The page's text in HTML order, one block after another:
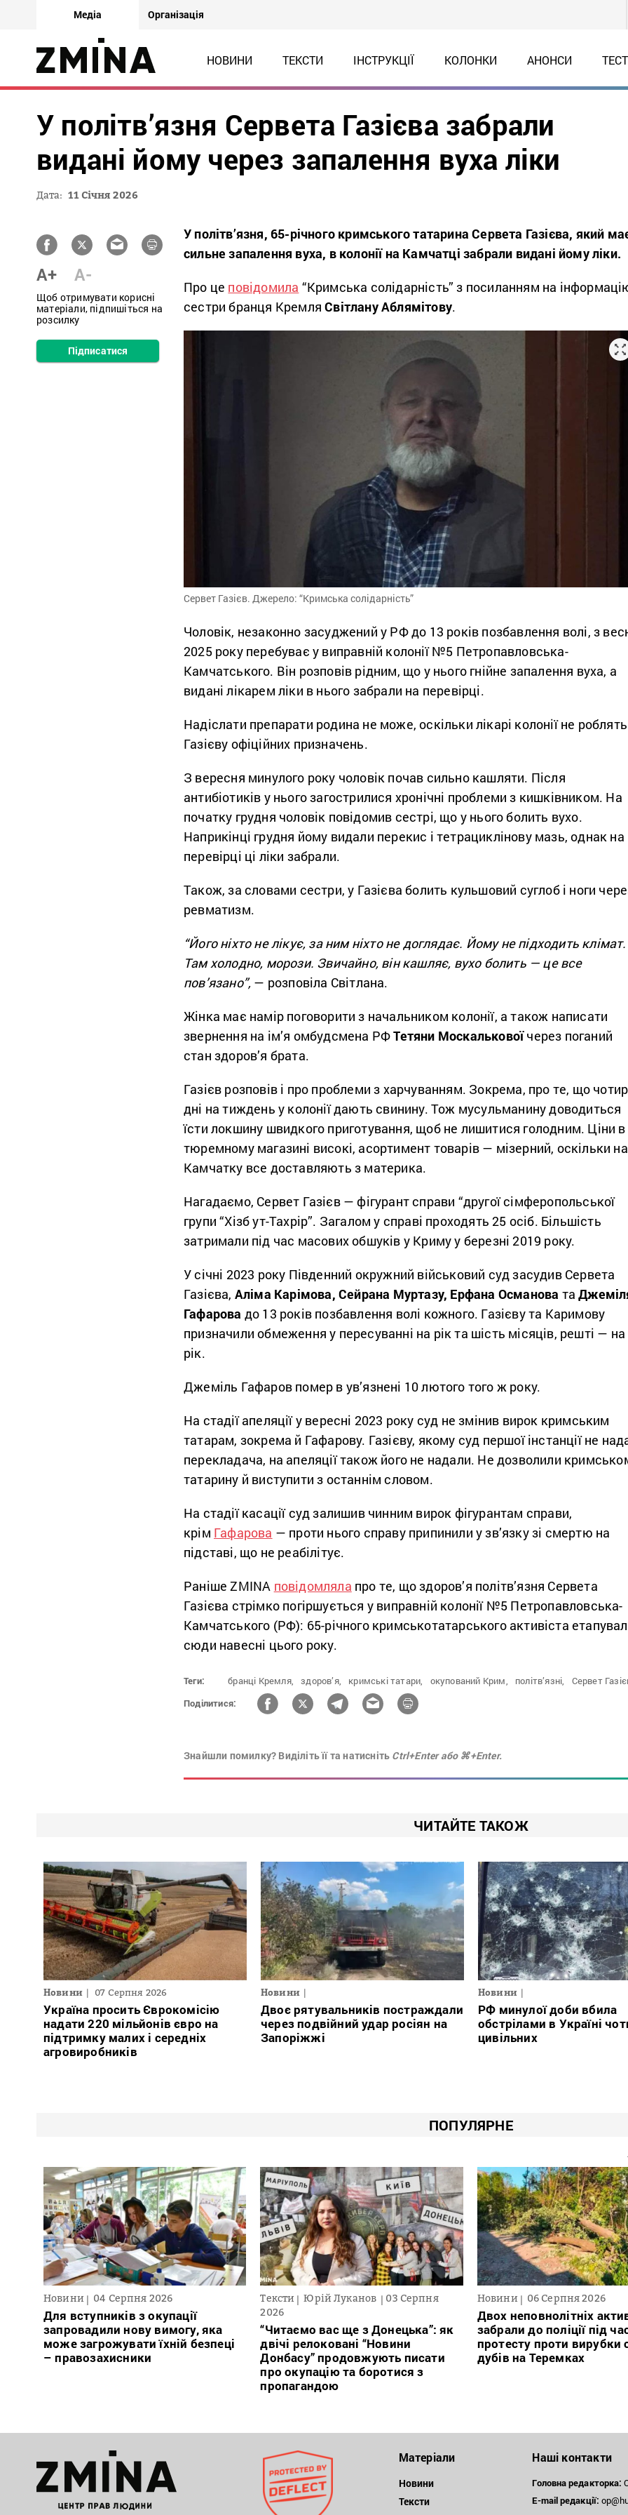
Медіа Організація
НОВИНИ ТЕКСТИ ІНСТРУКЦІЇ КОЛОНКИ АНОНСИ
У політв’язня Сервета Газієва забрали
видані йому через запалення вуха ліки
Дата: 11 Січня 2026
A+ A-
Щоб отримувати корисні
матеріали, підпишіться на
розсилку
Підписатися
У політв’язня, 65-річного кримського татарина Сервета Газієва, який
сильне запалення вуха, в колонії на Камчатці забрали видані йому ліки.
Про це повідомила “Кримська солідарність” з посиланням на
сестри бранця КремляСвітлану Аблямітову.
Сервет Газієв. Джерело: “Кримська солідарність”
Чоловік, незаконно засуджений у РФ до 13 років позбавлення волі, з
2025 року перебуває у виправній колонії №5 Петропавловська-
Камчатського. Він розповів рідним, що у нього гнійне запалення вуха, а
видані лікарем ліки в нього забрали на перевірці.
Надіслати препарати родина не може, оскільки лікарі колонії не роблять
Газієву офіційних призначень.
З вересня минулого року чоловік почав сильно кашляти. Після
антибіотиків у нього загострилися хронічні проблеми з кишківником. На
початку грудня чоловік повідомив сестрі, що у нього болить вухо.
Наприкінці грудня йому видали перекис і тетрациклінову мазь, однак на
перевірці ці ліки забрали.
Також, за словами сестри, у Газієва болить кульшовий суглоб і ноги
ревматизм.
“Його ніхто не лікує, за ним ніхто не доглядає. Йому не підходить клімат.
Там холодно, морози. Звичайно, він кашляє, вухо болить — це все
пов’язано”, — розповіла Світлана.
Жінка має намір поговорити з начальником колонії, а також написати
звернення на ім’я омбудсмена РФТетяни Москальковоїчерез поганий
стан здоров’я брата.
Газієв розповів і про проблеми з харчуванням. Зокрема, про те, що
дні на тиждень у колонії дають свинину. Тож мусульманину доводиться
їсти локшину швидкого приготування, щоб не лишитися голодним. Ціни в
тюремному магазині високі, асортимент товарів — мізерний, оскільки на
Камчатку все доставляють з материка.
Нагадаємо, Сервет Газієв — фігурант справи “другої сімферопольської
групи “Хізб ут-Тахрір”. Загалом у справі проходять 25 осіб. Більшість
затримали під час масових обшуків у Криму у березні 2019 року.
У січні 2023 року Південний окружний військовий суд засудив Сервета
Газієва, Аліма Карімова, Сейрана Муртазу, Ерфана Османова та
Гафарова до 13 років позбавлення волі кожного. Газієву та Каримову
призначили обмеження у пересуванні на рік та шість місяців, решті — на
рік.
Джеміль Гафаров помер в ув’язнені 10 лютого того ж року.
На стадії апеляції у вересні 2023 року суд не змінив вирок кримським
татарам, зокрема й Гафарову. Газієву, якому суд першої інстанції не
перекладача, на апеляції також його не надали. Не дозволили
татарину й виступити з останнім словом.
На стадії касації суд залишив чинним вирок фігурантам справи,
крім Гафарова — проти нього справу припинили у зв’язку зі смертю на
підставі, що не реабілітує.
Раніше ZMINA повідомляла про те, що здоров’я політв’язня Сервета
Газієва стрімко погіршується у виправній колонії №5 Петропавловська-
Камчатського (РФ): 65-річного кримськотатарського активіста
сюди навесні цього року.
Теги: бранці Кремля, здоров’я, кримські татари, окупований Крим, політв’язні,
Сервет
Поділитися:
Знайшли помилку? Виділіть її та натисніть Ctrl+Enter або ⌘+Enter.
ЧИТАЙТЕ ТАКОЖ
Новини 07 Серпня 2026
Україна просить Єврокомісію
надати 220 мільйонів євро на
підтримку малих і середніх
агровиробників
Новини
Двоє рятувальників постраждали
через подвійний удар росіян на
Запоріжжі
Новини
РФ минулої доби вбила
обстрілами в Україні
цивільних
ПОПУЛЯРНЕ
Новини 04 Серпня 2026
Для вступників з окупації
запровадили нову вимогу, яка
може загрожувати їхній безпеці
– правозахисники
Тексти Юрій Луканов
03 Серпня
2026
“Читаємо вас ще з Донецька”: як
двічі релоковані “Новини
Донбасу” продовжують писати
про окупацію та боротися з
пропагандою
Новини 06 Серпня 2026
Двох неповнолітніх
забрали до поліції під
протесту проти вирубки
дубів на Теремках
Матеріали
Новини
Тексти
Наші контакти
Головна редакторка:
E-mail редакції: